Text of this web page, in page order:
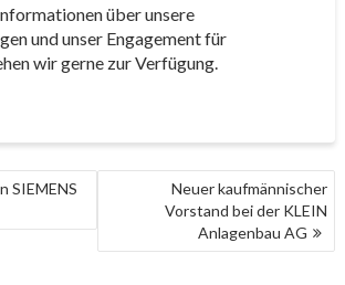
über unsere
und unser Engagement für
wir gerne zur Verfügung.
SIEMENS
Neuer kaufmännischer
Vorstand bei der KLEIN
Anlagenbau AG